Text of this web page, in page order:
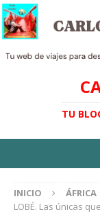
TU
INICIO ÁFRICA
LOBÉ. Las únicas